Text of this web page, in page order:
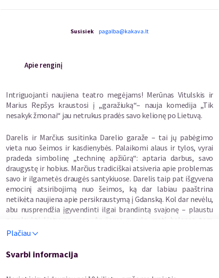
Susisiek pagalba@kakava.lt
Apie renginį
Intriguojanti naujiena teatro megėjams! Merūnas Vitulskis ir
Marius Repšys kraustosi į „garažiuką“– nauja komedija „Tik
nesakyk žmonai“ jau netrukus pradės savo kelionę po Lietuvą.
Darelis ir Marčius susitinka Darelio garaže – tai jų pabėgimo
vieta nuo šeimos ir kasdienybės. Palaikomi alaus ir tylos, vyrai
pradeda simbolinę „techninę apžiūrą“: aptaria darbus, savo
draugystę ir hobius. Marčius tradiciškai atsiveria apie problemas
savo ir ilgametės draugės santykiuose. Darelis taip pat išgyvena
emocinį atsiribojimą nuo šeimos, ką dar labiau paaštrina
netikėta naujiena apie persikraustymą į Gdanską. Kol dar nevėlu,
abu nusprendžia įgyvendinti ilgai brandintą svajonę – plaustu
perplaukti Lietuvos upes. Ar jiems pavyks rasti balansą tarp
šeimos, draugystės ir vyriškų svajonių žiūrovai teatro salese
istorija apie vyrų draugystę, vidutinio amžiaus krizę ir laisvės
Plačiau
Svarbi informacija